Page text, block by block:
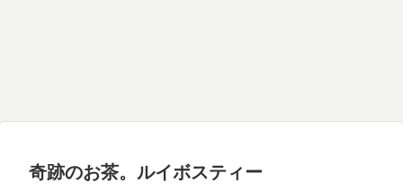
奇跡のお茶。ルイボスティー